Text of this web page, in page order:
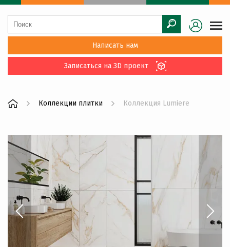
Написать нам
Записаться на 3D проект
Коллекции плитки Коллекция Lumiere